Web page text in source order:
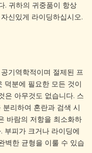
. 귀하의 귀중품이 항상
신있게 라이딩하십시오.
기역학적이며 절제된 프
덕분에 필요한 모든 것이
은 아무것도 없습니다. 스
리하여 혼란과 검색 시
바람의 저항을 최소화하
부피가 크거나 라이딩에
벽한 균형을 이룰 수 있습